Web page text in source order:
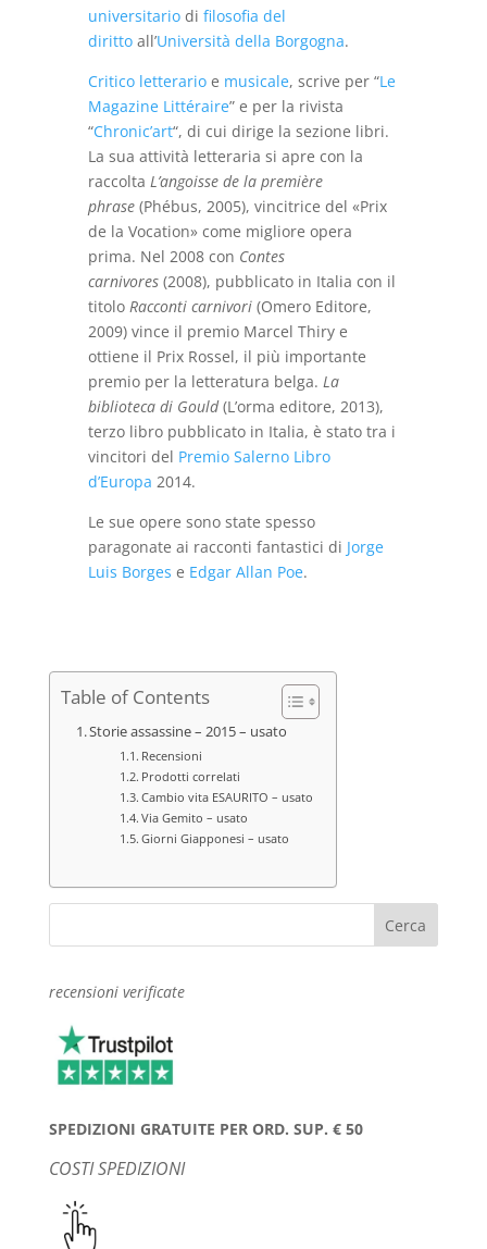
universitariodi filosofia del
dirittoall’Università della Borgogna.
Critico letterario e musicale, scrive per “Le
Magazine Littéraire” e per la rivista
“Chronic’art“, di cui dirige la sezione libri.
La sua attività letteraria si apre con la
raccolta L’angoisse de la première
phrase (Phébus, 2005), vincitrice del «Prix
de la Vocation» come migliore opera
prima. Nel 2008 con Contes
carnivores (2008), pubblicato in Italia con il
titolo Racconti carnivori (Omero Editore,
2009) vince il premio Marcel Thiry e
ottiene il Prix Rossel, il più importante
premio per la letteratura belga. La
biblioteca di Gould (L’orma editore, 2013),
terzo libro pubblicato in Italia, è stato tra i
vincitori del Premio Salerno Libro
d’Europa 2014.
Le sue opere sono state spesso
paragonate ai racconti fantastici di Jorge
Luis Borges e Edgar Allan Poe.
Table of Contents
Storie assassine – 2015 – usato
Recensioni
Prodotti correlati
Cambio vita ESAURITO – usato
Via Gemito – usato
Giorni Giapponesi – usato
recensioni verificate
SPEDIZIONI GRATUITE PER ORD. SUP. € 50
COSTI SPEDIZIONI